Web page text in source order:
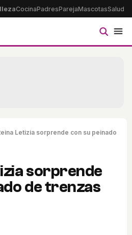
CocinaPadresParejaMascotasSalud
Letizia sorprende con su peinado
sorprende
de trenzas